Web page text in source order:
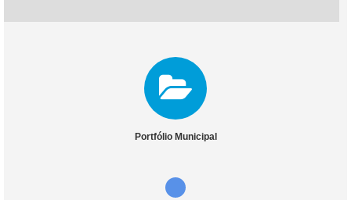
Portfólio Municipal